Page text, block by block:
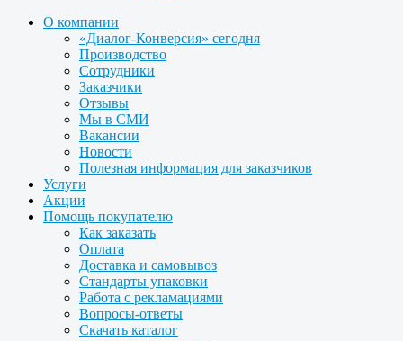
О компании
«Диалог-Конверсия» сегодня
Производство
Сотрудники
Заказчики
Отзывы
Мы в СМИ
Вакансии
Новости
Полезная информация для заказчиков
Услуги
Акции
Помощь покупателю
Как заказать
Оплата
Доставка и самовывоз
Стандарты упаковки
Работа с рекламациями
Вопросы-ответы
Скачать каталог